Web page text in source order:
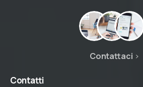
Contattaci
Contatti